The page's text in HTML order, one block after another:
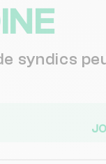
syndics